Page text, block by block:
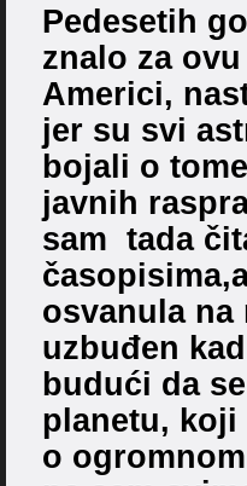
Pedesetih
znalo za
Americi,
jer su svi
bojali o
javnih
sam tada
osvanula
uzbuđen
budući da
planetu,
o